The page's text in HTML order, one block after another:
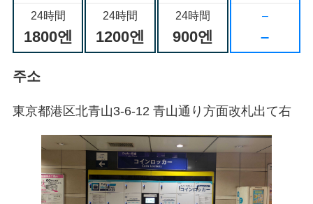
24時間
1800엔
24時間
1200엔
24時間
900엔
–
–
주소
東京都港区北青山3-6-12 青山通り方面改札出て右